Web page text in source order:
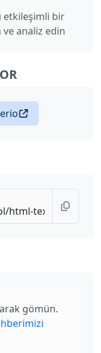
etkileşimli bir
analiz edin
gömün.